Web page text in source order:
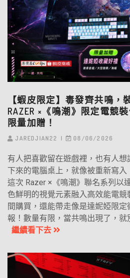
【蝦皮限定】毒發齊共鳴，
RAZER ×《鳴潮》限定電競
限量加贈！
JAREDJIAN22 08/06/2026
有人把喜歡留在遊戲裡，也有人
下來的電腦桌上，就像被重新寫入
這次 Razer ×《鳴潮》聯名系列以
色鮮明的視覺元素融入高效能電
間購買，還能帶走像是達妮婭限
報！數量有限，當共鳴出現了，就
繼續看下去